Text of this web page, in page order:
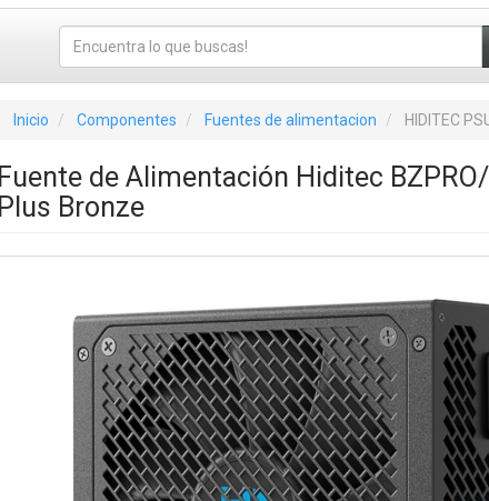
Inicio Componentes Fuentes de alimentacion HIDITEC
Fuente de Alimentación Hiditec
Plus Bronze